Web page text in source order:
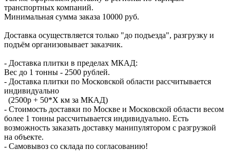
транспортных компаний.
Минимальная сумма заказа 10000 руб.
Доставка осуществляется только "до подъезда", разгрузку и
подъём организовывает заказчик.
- Доставка плитки в пределах МКАД:
Вес до 1 тонны - 2500 рублей.
- Доставка плитки по Московской области рассчитывается
индивидуально
(2500р + 50*X км за МКАД)
- Стоимость доставки по Москве и Московской области весом
более 1 тонны рассчитывается индивидуально. Есть
возможность заказать доставку манипулятором с разгрузкой
на объекте.
- Самовывоз со склада по согласованию!